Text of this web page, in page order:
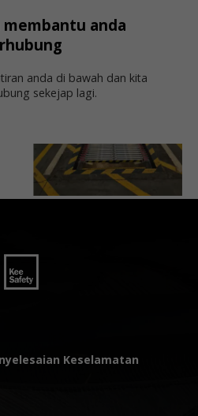
membantu anda
anda di bawah dan kita
sekejap lagi.
Keselamatan